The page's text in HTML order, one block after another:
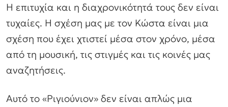
Η επιτυχία και η διαχρονικότητά τους δεν είναι
τυχαίες. Η σχέση μας με τον Κώστα είναι μια
σχέση που έχει χτιστεί μέσα στον χρόνο, μέσα
από τη μουσική, τις στιγμές και τις κοινές μας
αναζητήσεις.
Αυτό το «Ριγιούνιον» δεν είναι απλώς μια